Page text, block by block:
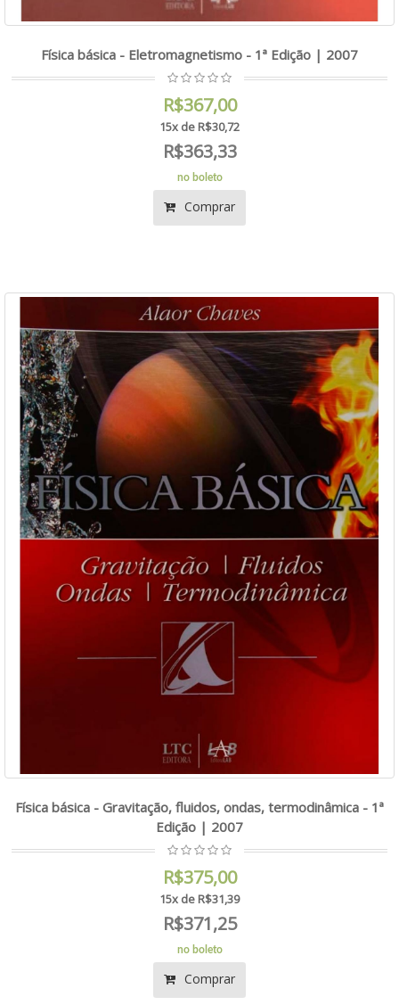
Física básica - Eletromagnetismo - 1ª Edição | 2007
R$367,00
15x de R$30,72
R$363,33
no boleto
Comprar
Física básica - Gravitação, fluidos, ondas, termodinâmica - 1ª
Edição | 2007
R$375,00
15x de R$31,39
R$371,25
no boleto
Comprar